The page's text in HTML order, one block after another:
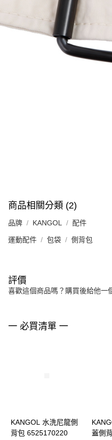
商品相關分類 (2)
品牌 KANGOL 配件
運動配件 包袋 側背包
評價
喜歡這個商品嗎？購買後給他一
一 必買清單 一
KANGOL 水洗尼龍側
背包 6525170220
蓋側